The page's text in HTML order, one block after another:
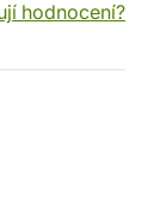
hodnocení?